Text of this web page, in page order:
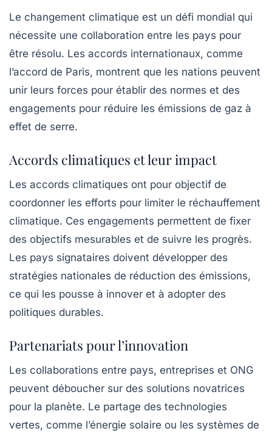
Le changement climatique est un défi mondial qui
nécessite une collaboration entre les pays pour
être résolu. Les accords internationaux, comme
l’accord de Paris, montrent que les nations peuvent
unir leurs forces pour établir des normes et des
engagements pour réduire les émissions de gaz à
effet de serre.
Accords climatiques et leur impact
Les accords climatiques ont pour objectif de
coordonner les efforts pour limiter le réchauffement
climatique. Ces engagements permettent de fixer
des objectifs mesurables et de suivre les progrès.
Les pays signataires doivent développer des
stratégies nationales de réduction des émissions,
ce qui les pousse à innover et à adopter des
politiques durables.
Partenariats pour l’innovation
Les collaborations entre pays, entreprises et ONG
peuvent déboucher sur des solutions novatrices
pour la planète. Le partage des technologies
vertes, comme l’énergie solaire ou les systèmes de